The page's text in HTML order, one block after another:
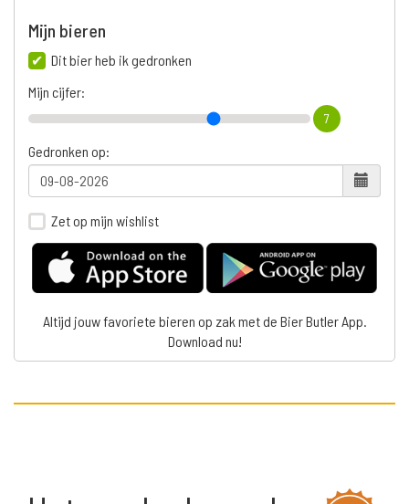
Mijn bieren
Dit bier heb ik gedronken
Mijn cijfer:
7
Gedronken op:
Zet op mijn wishlist
Altijd jouw favoriete bieren op zak met de Bier Butler App.
Download nu!